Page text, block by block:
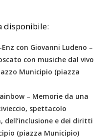
disponibile:
con Giovanni Ludeno –
con musiche dal vivo
Municipio (piazza
– Memorie da una
spettacolo
dell’inclusione e dei diritti
(piazza Municipio)